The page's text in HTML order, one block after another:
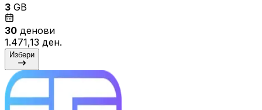
3 GB
30 денови
1.471,13 ден.
Избери